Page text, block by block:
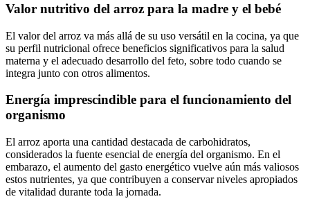
Valor nutritivo del arroz para la madre y el bebé
El valor del arroz va más allá de su uso versátil en la cocina, ya que
su perfil nutricional ofrece beneficios significativos para la salud
materna y el adecuado desarrollo del feto, sobre todo cuando se
integra junto con otros alimentos.
Energía imprescindible para el funcionamiento del
organismo
El arroz aporta una cantidad destacada de carbohidratos,
considerados la fuente esencial de energía del organismo. En el
embarazo, el aumento del gasto energético vuelve aún más valiosos
estos nutrientes, ya que contribuyen a conservar niveles apropiados
de vitalidad durante toda la jornada.